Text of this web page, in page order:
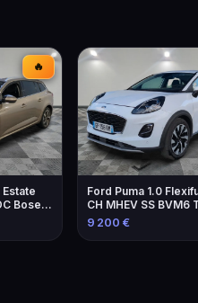
🔥
Bose
Ford Puma 1.0
CH MHEV SS BVM6
- Voiture 2023
9 200 €